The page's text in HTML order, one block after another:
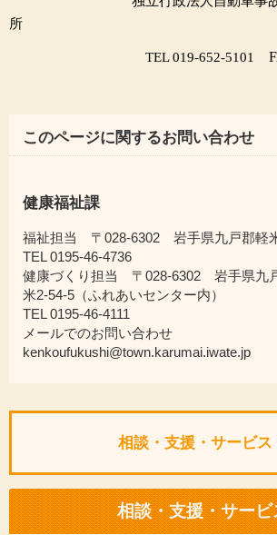
所
TEL 019-652-5101
このページに関するお問い合わせ
健康福祉課
福祉担当 〒028-6302 岩手県九戸郡軽
TEL 0195-46-4736
健康づくり担当 〒028-6302 岩手県九
米2-54-5（ふれあいセンター内）
TEL 0195-46-4111
メールでのお問い合わせ
kenkoufukushi@town.karumai.iwate.jp
相談・支援・サービス
相談・支援・サービ